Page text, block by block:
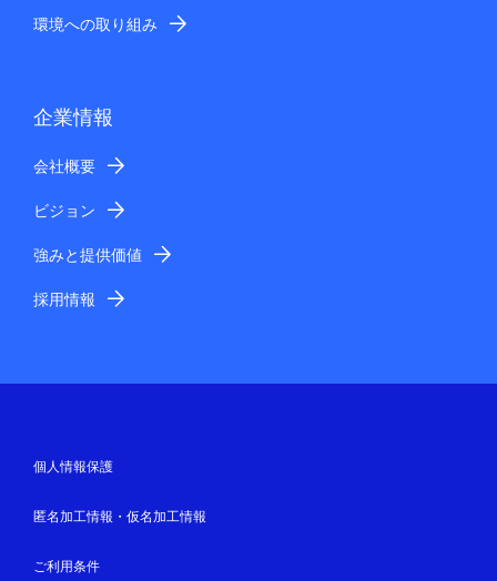
お問い合わせへの回答
当社およびNECグループの関係会社等の対応担当会社か
く場合があります。
ください。
土曜日、日曜日・祝日など当社休業日および営業時間外
に頂いたお問い合わせにつきましては、翌営業日以降の
受付とさせて頂きますのでご了承ください。（当社営業
回答の転載、二次利用
を転載、二次利用することはご遠慮ください。
される場合は、お客さまご本人からのご連絡をいただく
連絡ください。
社 セキュリティソリューション窓口
環境への取り組み
企業情報
会社概要
ビジョン
強みと提供価値
採用情報
個人情報保護
匿名加工情報・仮名加工情報
ご利用条件